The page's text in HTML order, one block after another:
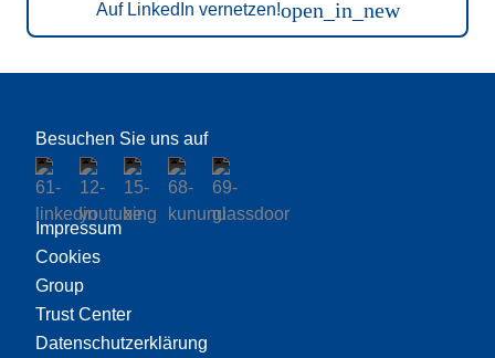
Auf LinkedIn vernetzen!open_in_new
Besuchen Sie uns auf
Impressum
Cookies
Group
Trust Center
Datenschutzerklärung